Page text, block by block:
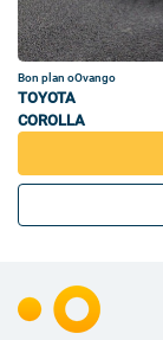
Bon plan oOvango
TOYOTA
COROLLA